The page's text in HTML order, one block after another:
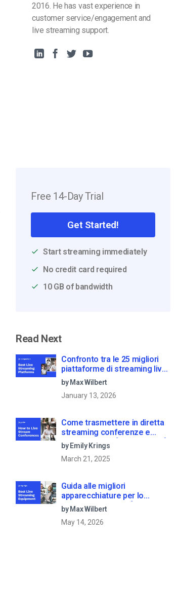
2016. He has vast experience in
customer service/engagement and
live streaming support.
Free 14-Day Trial
Get Started!
Start streaming immediately
No credit card required
10 GB of bandwidth
Read Next
Confronto tra le 25 migliori
piattaforme di streaming live
nel 2025
by Max Wilbert
January 13, 2026
Come trasmettere in diretta
streaming conferenze e
by Emily Krings
March 21, 2025
Guida alle migliori
apparecchiature per lo
streaming dal vivo [2025
Update]
by Max Wilbert
May 14, 2026